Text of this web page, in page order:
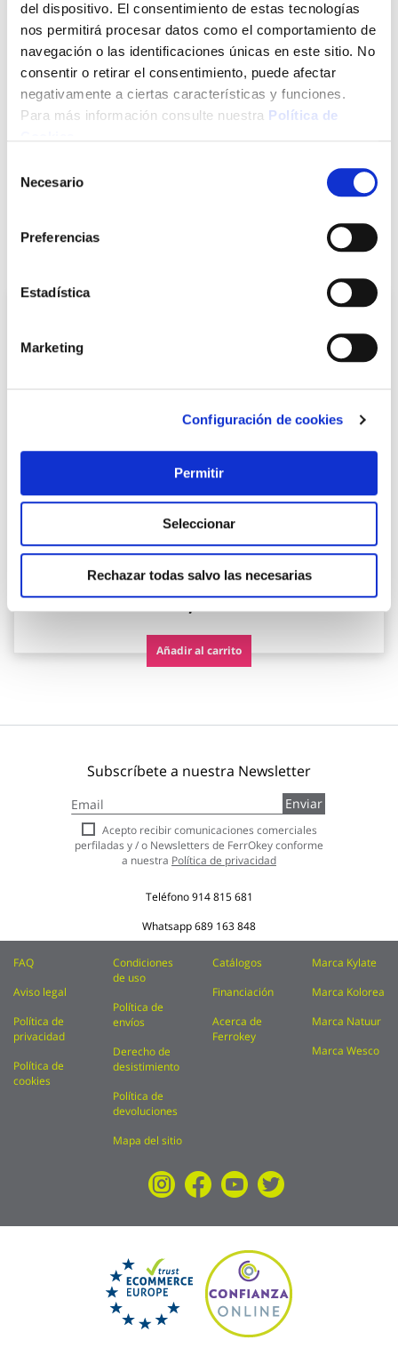
del dispositivo. El consentimiento de estas tecnologías
nos permitirá procesar datos como el comportamiento de
navegación o las identificaciones únicas en este sitio. No
consentir o retirar el consentimiento, puede afectar
negativamente a ciertas características y funciones.
Para más información consulte nuestra Política de
Necesario
Preferencias
Estadística
Marketing
Configuración de cookies
Permitir
Seleccionar
Rechazar todas salvo las necesarias
Click&Collect - Recogida gratis
en nuestras tiendas
Envío a domicilio:
5 días hábiles
OUTLET
Cuberteria 24 piezas eclat negro amefa
Amefa
66,40 € - 29 %
47,04 €
Añadir al carrito
Subscríbete a nuestra Newsletter
a
nuestro
boletín
de
Enviar
Acepto recibir comunicaciones comerciales
perfiladas y / o Newsletters de FerrOkey conforme
a nuestra Política de privacidad
Teléfono914 815 681
Whatsapp689 163 848
FAQ
Aviso legal
Política de
privacidad
Política de
cookies
Condiciones
de uso
Política de
envíos
Derecho de
desistimiento
Política de
devoluciones
Mapa del sitio
Catálogos
Financiación
Acerca de
Ferrokey
Marca Kylate
Marca Kolorea
Marca Natuur
Marca Wesco